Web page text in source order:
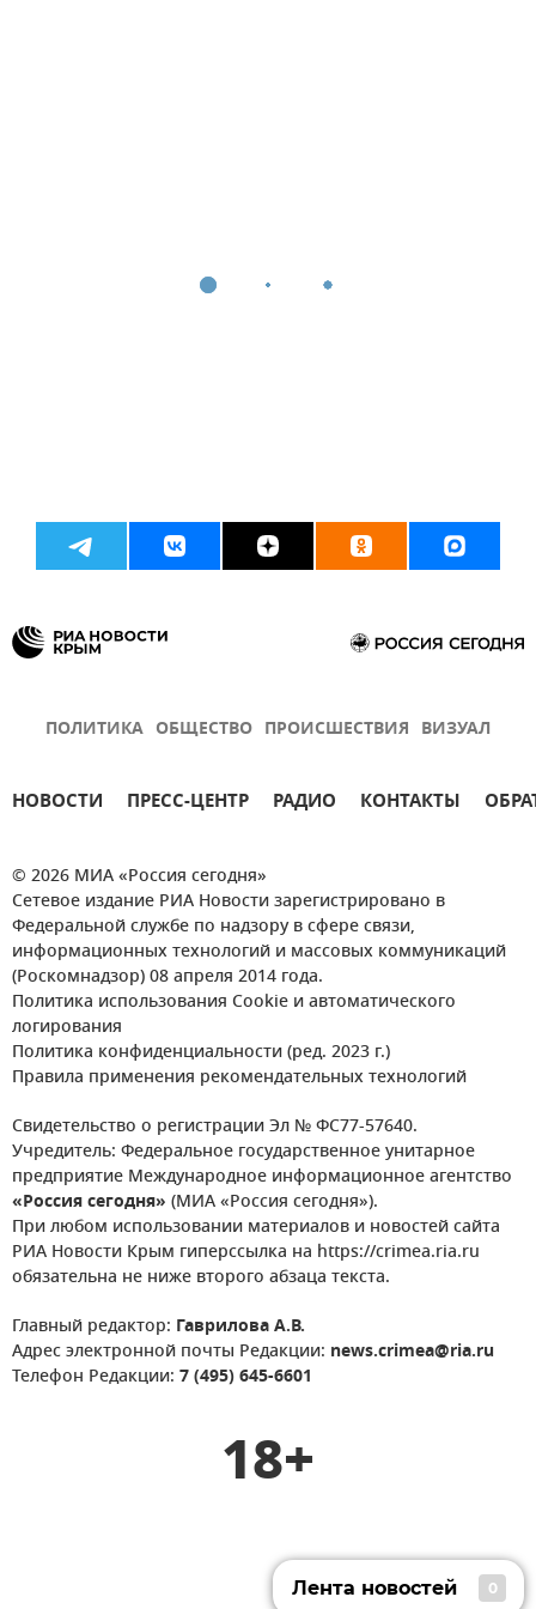
ПОЛИТИКА ОБЩЕСТВО ПРОИСШЕСТВИЯ ВИЗУАЛ
НОВОСТИ ПРЕСС-ЦЕНТР РАДИО КОНТАКТЫ
© 2026 МИА «Россия сегодня»
Сетевое издание РИА Новости зарегистрировано в
Федеральной службе по надзору в сфере связи,
информационных технологий и массовых коммуникаций
(Роскомнадзор) 08 апреля 2014 года.
Политика использования Cookie и автоматического
логирования
Политика конфиденциальности (ред. 2023 г.)
Правила применения рекомендательных технологий
Свидетельство о регистрации Эл № ФС77-57640.
Учредитель: Федеральное государственное унитарное
предприятие Международное информационное агентство
«Россия сегодня» (МИА «Россия сегодня»).
При любом использовании материалов и новостей сайта
РИА Новости Крым гиперссылка на https://crimea.ria.ru
обязательна не ниже второго абзаца текста.
Главный редактор: Гаврилова А.В.
Адрес электронной почты Редакции: news.crimea@ria.ru
Телефон Редакции: 7 (495) 645-6601
18+
Лента новостей 0